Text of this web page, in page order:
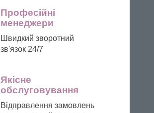
Професійні
менеджери
Швидкий зворотний
зв'язок 24/7
Якісне
обслуговування
Відправлення замовлень